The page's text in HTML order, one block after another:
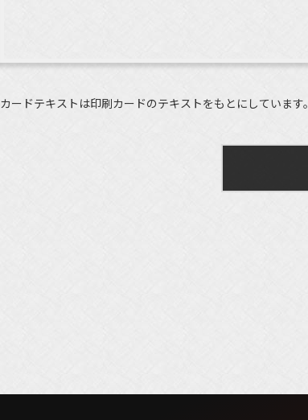
カードテキストは印刷カードのテキストをもとにしています。